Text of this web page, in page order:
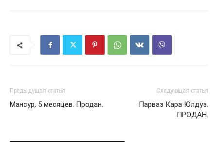
Предыдущая статья
Мансур, 5 месяцев. Продан.
Следующая статья
Парваз Кара Юлдуз.
ПРОДАН.